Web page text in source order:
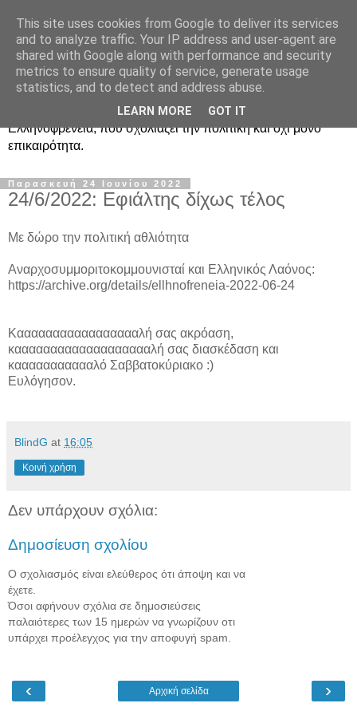
Ραδιοφωνική
Ελληνοφρένεια Unofficial
Η γνωστή ραδιοφωνική εκπομπή κατά κόσμον
Ελληνοφρένεια, που σχολιάζει την πολιτική και όχι μόνο
επικαιρότητα.
Παρασκευή 24 Ιουνίου 2022
24/6/2022: Εφιάλτης δίχως τέλος
Με δώρο την πολιτική αθλιότητα
Αναρχοσυμμοριτοκομμουνισταί και Ελληνικός Λαόνος:
https://archive.org/details/ellhnofreneia-2022-06-24
Καααααααααααααααααλή σας ακρόαση,
καααααααααααααααααααλή σας διασκέδαση και
καααααααααααλό Σαββατοκύριακο :)
Ευλόγησον.
BlindG at 16:05
Κοινή χρήση
Δεν υπάρχουν σχόλια:
Δημοσίευση σχολίου
Ο σχολιασμός είναι ελεύθερος ότι άποψη και να
έχετε.
Όσοι αφήνουν σχόλια σε δημοσιεύσεις
παλαιότερες των 15 ημερών να γνωρίζουν οτι
υπάρχει προέλεγχος για την αποφυγή spam.
‹ ›
Αρχική σελίδα
This site uses cookies from Google to deliver its services
and to analyze traffic. Your IP address and user-agent are
shared with Google along with performance and security
metrics to ensure quality of service, generate usage
statistics, and to detect and address abuse.
LEARN MORE GOT IT